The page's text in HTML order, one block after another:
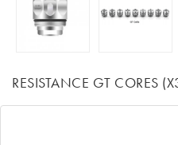
RESISTANCE GT CORES